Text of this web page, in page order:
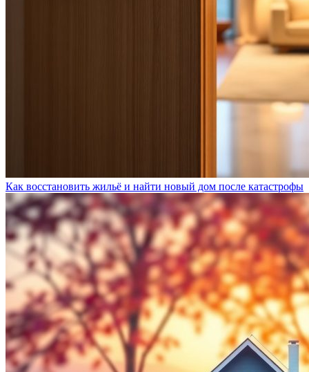
Как восстановить жильё и найти новый дом после катастрофы